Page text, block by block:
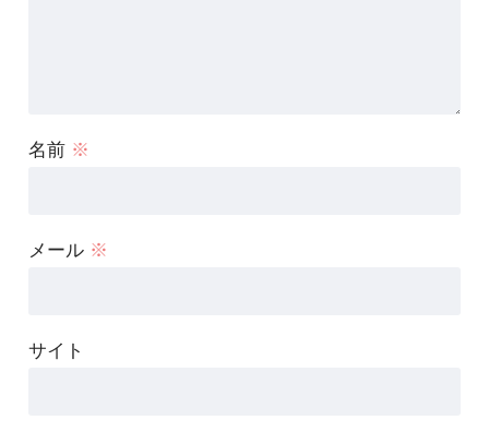
名前 ※
メール ※
サイト